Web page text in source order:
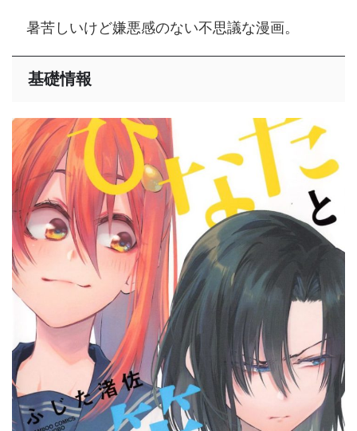
暑苦しいけど嫌悪感のない不思議な漫画。
基礎情報